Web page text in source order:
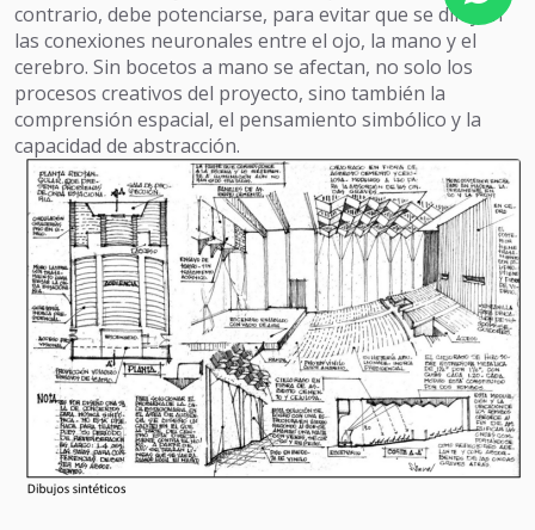
contrario, debe potenciarse, para evitar que se diluyan
las conexiones neuronales entre el ojo, la mano y el
cerebro. Sin bocetos a mano se afectan, no solo los
procesos creativos del proyecto, sino también la
comprensión espacial, el pensamiento simbólico y la
capacidad de abstracción.